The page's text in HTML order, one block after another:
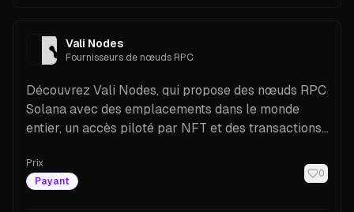
Vali Nodes
Fournisseurs de nœuds RPC
Découvrez Vali Nodes, qui propose des nœuds RPC
Solana avec des emplacements dans le monde
entier, un accès piloté par NFT et des transactions
Prix
Payant
0